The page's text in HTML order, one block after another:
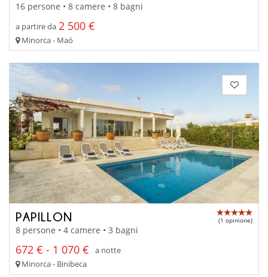
16 persone • 8 camere • 8 bagni
a partire da 2 500 €
Minorca - Maó
PAPILLON (1 opinione)
8 persone • 4 camere • 3 bagni
672 € - 1 070 €
a notte
Minorca - Binibeca